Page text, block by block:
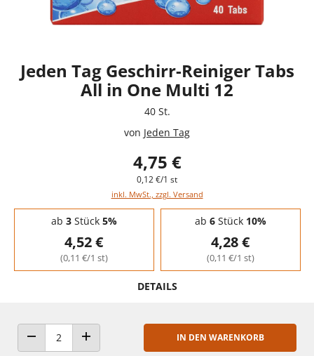
Jeden Tag Geschirr-Reiniger Tabs
All in One Multi 12
40 St.
von Jeden Tag
4,75 €
0,12 €/1 st
inkl. MwSt., zzgl. Versand
Staffelpreise - Mengenrabatt
ab 3Stück 5%
4,52 €
(0,11 €/1 st)
ab 6Stück 10%
4,28 €
(0,11 €/1 st)
DETAILS
ANZAHL VERRINGERNANZAHL ERHÖHEN
IN DEN WARENKORB